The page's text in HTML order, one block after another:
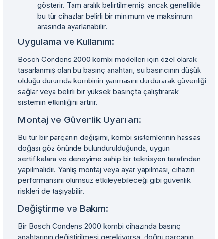
gösterir. Tam aralık belirtilmemiş, ancak genellikle
bu tür cihazlar belirli bir minimum ve maksimum
arasında ayarlanabilir.
Uygulama ve Kullanım:
Bosch Condens 2000 kombi modelleri için özel olarak
tasarlanmış olan bu basınç anahtarı, su basıncının düşük
olduğu durumda kombinin yanmasını durdurarak güvenliği
sağlar veya belirli bir yüksek basınçta çalıştırarak
sistemin etkinliğini artırır.
Montaj ve Güvenlik Uyarıları:
Bu tür bir parçanın değişimi, kombi sistemlerinin hassas
doğası göz önünde bulundurulduğunda, uygun
sertifikalara ve deneyime sahip bir teknisyen tarafından
yapılmalıdır. Yanlış montaj veya ayar yapılması, cihazın
performansını olumsuz etkileyebileceği gibi güvenlik
riskleri de taşıyabilir.
Değiştirme ve Bakım:
Bir Bosch Condens 2000 kombi cihazında basınç
anahtarının değiştirilmesi gerekiyorsa, doğru parçanın